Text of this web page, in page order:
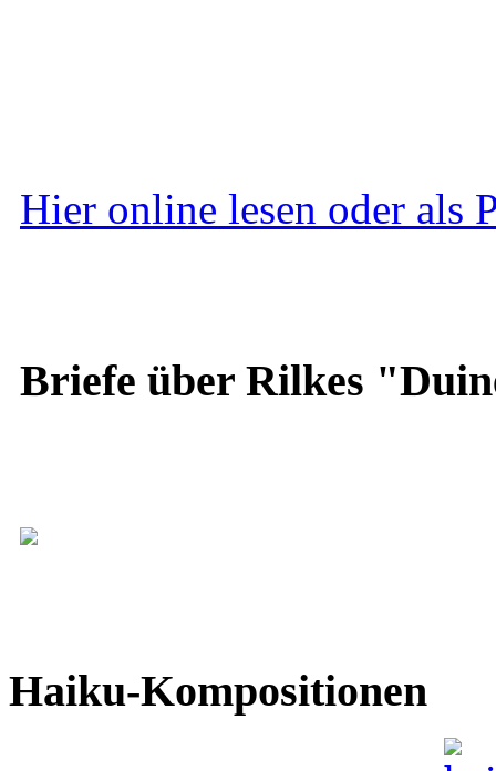
Hier online lesen oder als
Briefe über Rilkes
Haiku-Kompositionen